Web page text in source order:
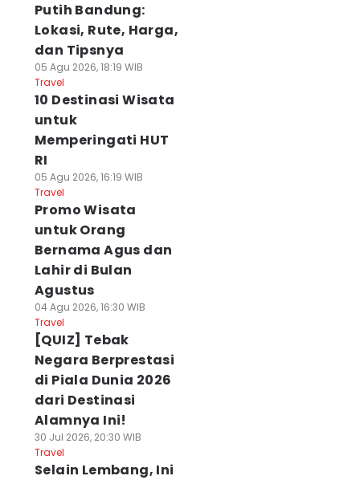
Putih Bandung:
Lokasi, Rute, Harga,
dan Tipsnya
05 Agu 2026, 18:19 WIB
Travel
10 Destinasi Wisata
untuk
Memperingati HUT
RI
05 Agu 2026, 16:19 WIB
Travel
Promo Wisata
untuk Orang
Bernama Agus dan
Lahir di Bulan
Agustus
04 Agu 2026, 16:30 WIB
Travel
[QUIZ] Tebak
Negara Berprestasi
di Piala Dunia 2026
dari Destinasi
Alamnya Ini!
30 Jul 2026, 20:30 WIB
Travel
Selain Lembang, Ini